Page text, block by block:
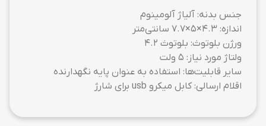
جنس بدنه: آلیاژ آلومینوم
اندازه: ۴.۳×۵×۷.۷ سانتی‌متر
ورژن بلوتوث: بلوتوث ۴.۲
ولتاژ مورد نیاز: ۵ ولت
سایر قابلیت‌ها: استفاده به عنوان پایه نگهدارنده
اقلام ارسالی: کابل میکرو usb برای شارژ